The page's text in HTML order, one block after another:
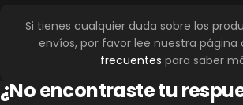
Si tienes cualquier duda sobre los
envíos, por favor lee nuestra página
frecuentes para saber
¿No encontraste tu